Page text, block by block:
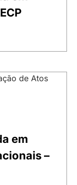
em
–